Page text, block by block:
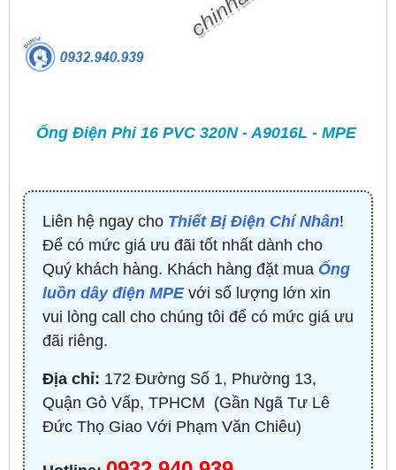
Ống Điện Phi 16 PVC 320N - A9016L - MPE
Liên hệ ngay cho Thiết Bị Điện Chí Nhân!
Để có mức giá ưu đãi tốt nhất dành cho
Quý khách hàng. Khách hàng đặt mua Ống
luồn dây điện MPEvới số lượng lớn xin
vui lòng call cho chúng tôi để có mức giá ưu
đãi riêng.
Địa chỉ: 172 Đường Số 1, Phường 13,
Quận Gò Vấp, TPHCM ​ (Gần Ngã Tư Lê
Đức Thọ Giao Với Phạm Văn Chiêu)